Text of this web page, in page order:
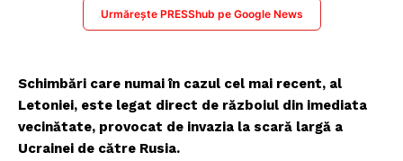
Urmărește PRESShub pe Google News
Schimbări care numai în cazul cel mai recent, al
Letoniei, este legat direct de războiul din imediata
vecinătate, provocat de invazia la scară largă a
Ucrainei de către Rusia.